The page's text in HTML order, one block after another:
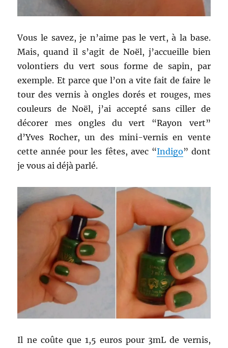
Vous le savez, je n’aime pas le vert, à la base.
Mais, quand il s’agit de Noël, j’accueille bien
volontiers du vert sous forme de sapin, par
exemple. Et parce que l’on a vite fait de faire le
tour des vernis à ongles dorés et rouges, mes
couleurs de Noël, j’ai accepté sans ciller de
décorer mes ongles du vert “Rayon vert”
d’Yves Rocher, un des mini-vernis en vente
cette année pour les fêtes, avec “Indigo” dont
je vous ai déjà parlé.
Il ne coûte que 1,5 euros pour 3mL de vernis,